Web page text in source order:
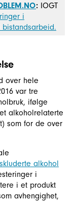
: IOGT
i
over hele
var tre
ifølge
alkoholrelaterte
som for de over
alkohol
i
i et produkt
avhengighet,